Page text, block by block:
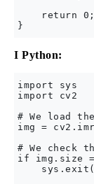
    return 0;
I Python:
import sys
import cv2
# We load
img =
# We check
if img.size